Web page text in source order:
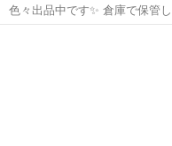
色々出品中です✨ 倉庫で保管
美品だと思いますが 写真確認